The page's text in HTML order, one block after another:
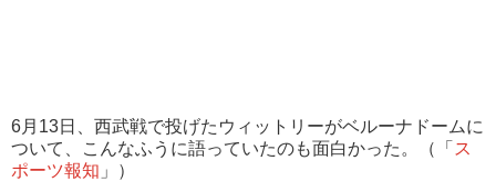
6月13日、西武戦で投げたウィットリーがベルーナドームに
ついて、こんなふうに語っていたのも面白かった。（「 ス
ポーツ報知 」）